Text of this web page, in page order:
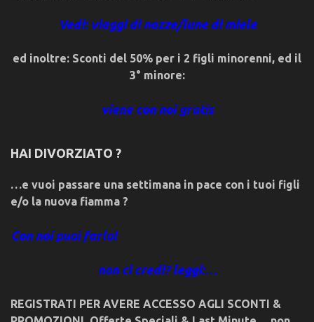
Vedi: viaggi di nozze/lune di miele
ed inoltre: Sconti del 50% per i 2 figli minorenni, ed il
3° minore:
viene con noi gratis
HAI DIVORZIATO ?
…e vuoi passare una settimana in pace con i tuoi figli
e/o la nuova fiamma ?
Con noi puoi farlo!
non ci credi? leggi:…
REGISTRATI PER AVERE ACCESSO AGLI SCONTI &